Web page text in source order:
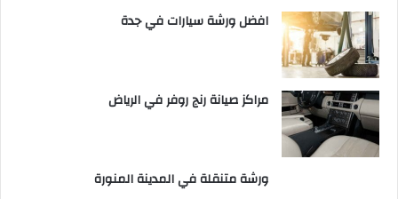
افضل ورشة سيارات في جدة
مراكز صيانة رنج روفر في الرياض
ورشة متنقلة في المدينة المنورة